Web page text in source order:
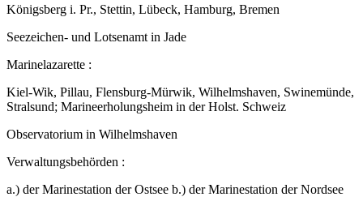
Königsberg i. Pr., Stettin, Lübeck, Hamburg, Bremen
Seezeichen- und Lotsenamt in Jade
Marinelazarette :
Kiel-Wik, Pillau, Flensburg-Mürwik, Wilhelmshaven, Swinemünde,
Stralsund; Marineerholungsheim in der Holst. Schweiz
Observatorium in Wilhelmshaven
Verwaltungsbehörden :
a.) der Marinestation der Ostsee b.) der Marinestation der Nordsee